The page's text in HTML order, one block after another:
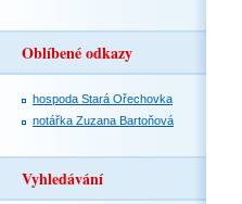
Oblíbené odkazy
hospoda Stará Ořechovka
notářka Zuzana Bartoňová
Vyhledávání